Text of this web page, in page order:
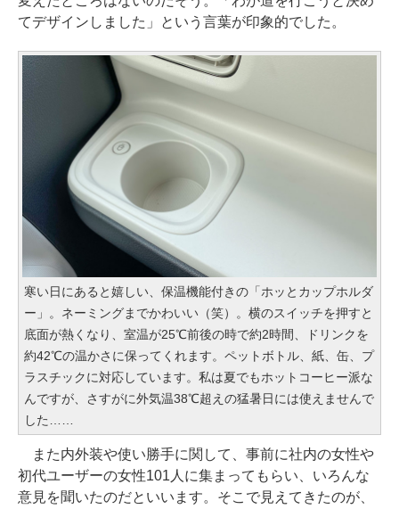
てデザインしました」という言葉が印象的でした。
寒い日にあると嬉しい、保温機能付きの「ホッとカップホルダ
ー」。ネーミングまでかわいい（笑）。横のスイッチを押すと
底面が熱くなり、室温が25℃前後の時で約2時間、ドリンクを
約42℃の温かさに保ってくれます。ペットボトル、紙、缶、プ
ラスチックに対応しています。私は夏でもホットコーヒー派な
んですが、さすがに外気温38℃超えの猛暑日には使えませんで
した……
また内外装や使い勝手に関して、事前に社内の女性や
初代ユーザーの女性101人に集まってもらい、いろんな
意見を聞いたのだといいます。そこで見えてきたのが、